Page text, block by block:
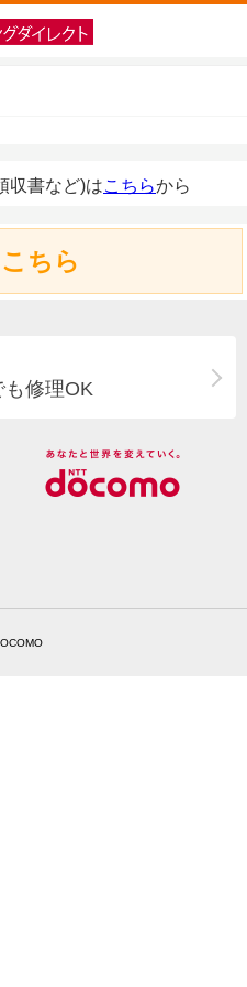
収書など)はこちらから
ちら
も修理OK